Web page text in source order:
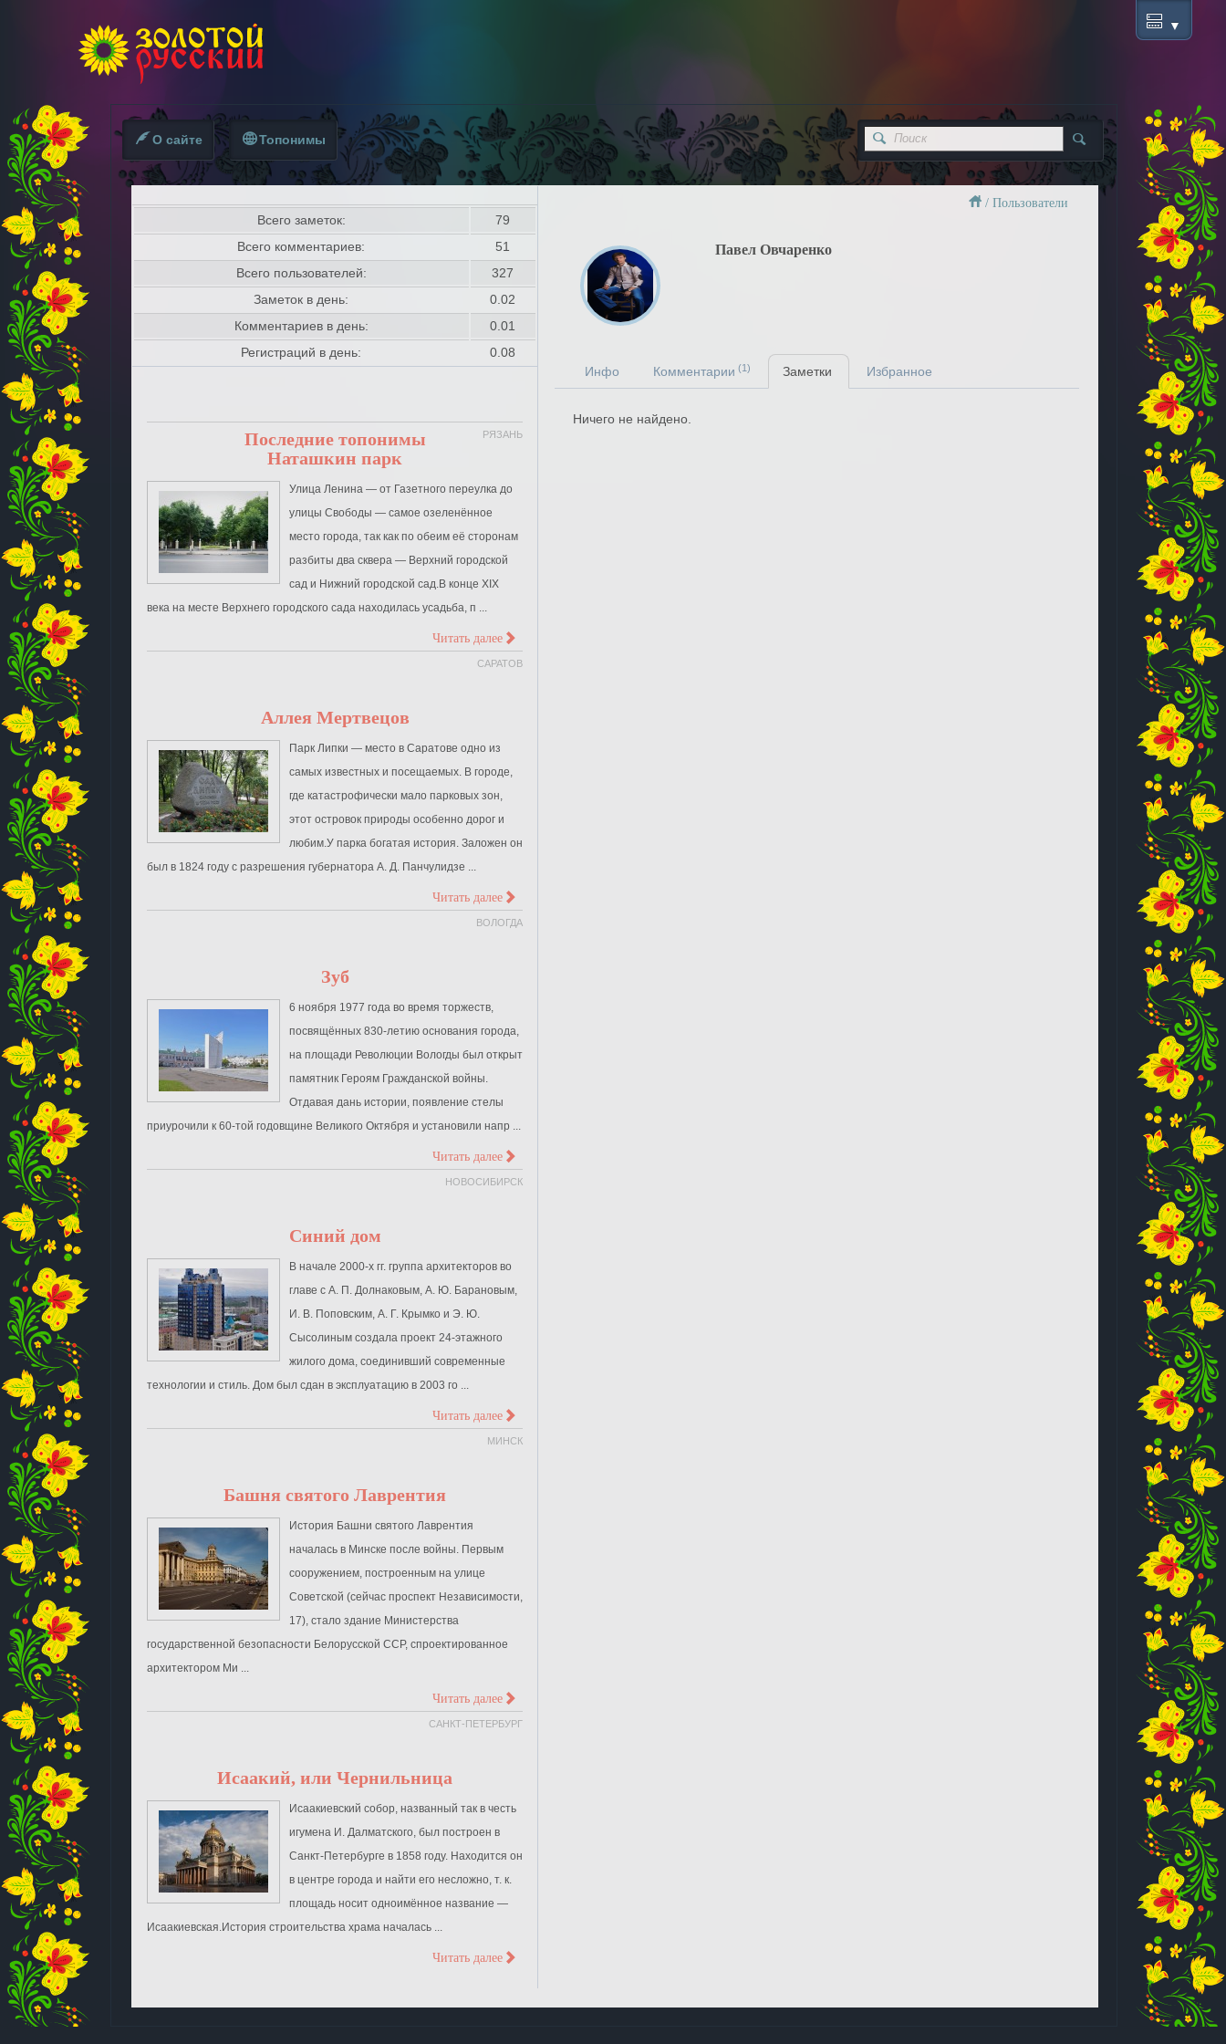
О сайте Топонимы
/ Пользователи
Всего заметок:
79
Всего комментариев:
51
Всего пользователей:
327
Заметок в день:
0.02
Комментариев в день:
0.01
Регистраций в день:
0.08
Последние топонимы РЯЗАНЬ
Наташкин парк
Улица Ленина ― от Газетного переулка до
улицы Свободы ― самое озеленённое
место города, так как по обеим её сторонам
разбиты два сквера ― Верхний городской
сад и Нижний городской сад.В конце XIX
века на месте Верхнего городского сада находилась усадьба, п ...
Читать далее>
САРАТОВ
Аллея Мертвецов
Парк Липки — место в Саратове одно из
самых известных и посещаемых. В городе,
где катастрофически мало парковых зон,
этот островок природы особенно дорог и
любим.У парка богатая история. Заложен он
был в 1824 году с разрешения губернатора А. Д. Панчулидзе ...
Читать далее>
ВОЛОГДА
Зуб
6 ноября 1977 года во время торжеств,
посвящённых 830-летию основания города,
на площади Революции Вологды был открыт
памятник Героям Гражданской войны.
Отдавая дань истории, появление стелы
приурочили к 60-той годовщине Великого Октября и установили напр ...
Читать далее>
НОВОСИБИРСК
Синий дом
В начале 2000-х гг. группа архитекторов во
главе с А. П. Долнаковым, А. Ю. Барановым,
И. В. Поповским, А. Г. Крымко и Э. Ю.
Сысолиным создала проект 24-этажного
жилого дома, соединивший современные
технологии и стиль. Дом был сдан в эксплуатацию в 2003 го ...
Читать далее>
МИНСК
Башня святого Лаврентия
История Башни святого Лаврентия
началась в Минске после войны. Первым
сооружением, построенным на улице
Советской (сейчас проспект Независимости,
17), стало здание Министерства
государственной безопасности Белорусской ССР, спроектированное
архитектором Ми ...
Читать далее>
САНКТ-ПЕТЕРБУРГ
Исаакий, или Чернильница
Исаакиевский собор, названный так в честь
игумена И. Далматского, был построен в
Санкт-Петербурге в 1858 году. Находится он
в центре города и найти его несложно, т. к.
площадь носит одноимённое название —
Исаакиевская.История строительства храма началась ...
Читать далее>
Павел Овчаренко
Инфо Комментарии (1) Заметки Избранное
Ничего не найдено.